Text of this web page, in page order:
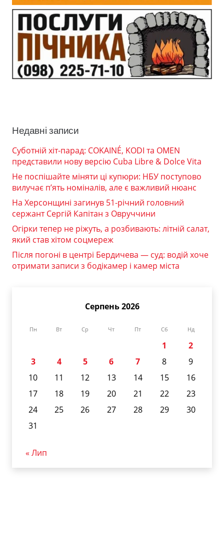
Недавні записи
Суботній хіт-парад: COKAINÉ, KODI та OMEN
представили нову версію Cuba Libre & Dolce Vita
Не поспішайте міняти ці купюри: НБУ поступово
вилучає п’ять номіналів, але є важливий нюанс
На Херсонщині загинув 51-річний головний
сержант Сергій Капітан з Овруччини
Огірки тепер не ріжуть, а розбивають: літній салат,
який став хітом соцмереж
Після погоні в центрі Бердичева — суд: водій хоче
отримати записи з бодікамер і камер міста
Серпень 2026
Пн Вт Ср Чт Пт Сб Нд
1
2
3
4 5 6 7 8
9
10
11 12 13 14 15
16
17
18 19 20 21 22
23
24
25 26 27 28 29
30
31
« Лип